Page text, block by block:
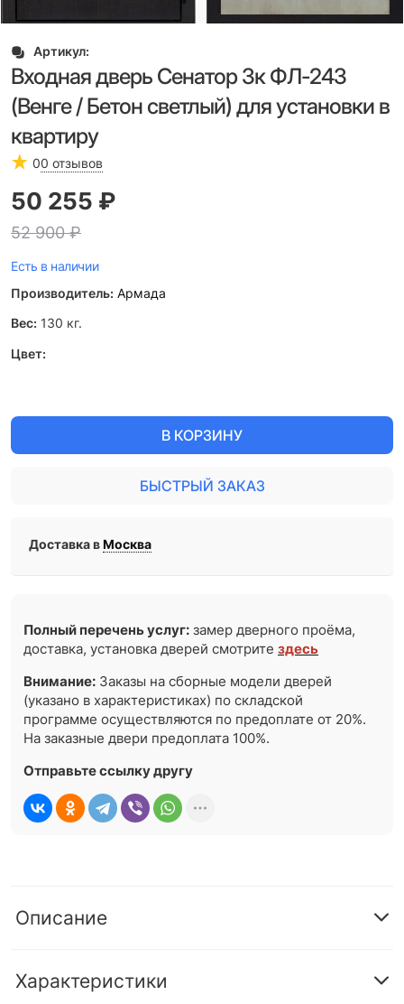
Артикул:
Входная дверь Сенатор 3к ФЛ-243
(Венге / Бетон светлый) для установки в
квартиру
00 отзывов
52 900 ₽
50 255 ₽
Есть в наличии
Производитель: Армада
Вес: 130 кг.
Цвет:
В КОРЗИНУ
БЫСТРЫЙ ЗАКАЗ
Доставка вМосква
Полный перечень услуг: замер дверного проёма,
доставка, установка дверей смотритездесь
Внимание: Заказы на сборные модели дверей
(указано в характеристиках) по складской
программе осуществляются по предоплате от 20%.
На заказные двери предоплата 100%.
Отправьте ссылку другу
Описание
Характеристики